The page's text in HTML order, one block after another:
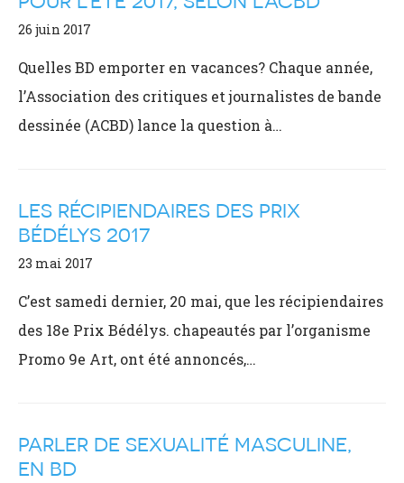
26 juin 2017
Quelles BD emporter en vacances? Chaque année,
l’Association des critiques et journalistes de bande
dessinée (ACBD) lance la question à…
LES RÉCIPIENDAIRES DES PRIX
BÉDÉLYS 2017
23 mai 2017
C’est samedi dernier, 20 mai, que les récipiendaires
des 18e Prix Bédélys. chapeautés par l’organisme
Promo 9e Art, ont été annoncés,…
PARLER DE SEXUALITÉ MASCULINE,
EN BD